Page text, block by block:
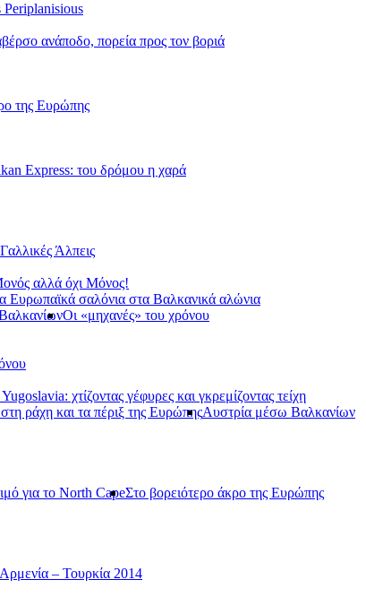
ανάποδο, πορεία προς τον βοριά
της Ευρώπης
Express: του δρόμου η χαρά
Άλπεις
αλλά όχι Μόνος!
Ευρωπαϊκά σαλόνια στα Βαλκανικά αλώνια
Οι «μηχανές» του χρόνου
χτίζοντας γέφυρες και γκρεμίζοντας τείχη
ράχη και τα πέριξ της ΕυρώπηςΑυστρία μέσω Βαλκανίων
για το North CapeΣτο βορειότερο άκρο της Ευρώπης
– Τουρκία 2014